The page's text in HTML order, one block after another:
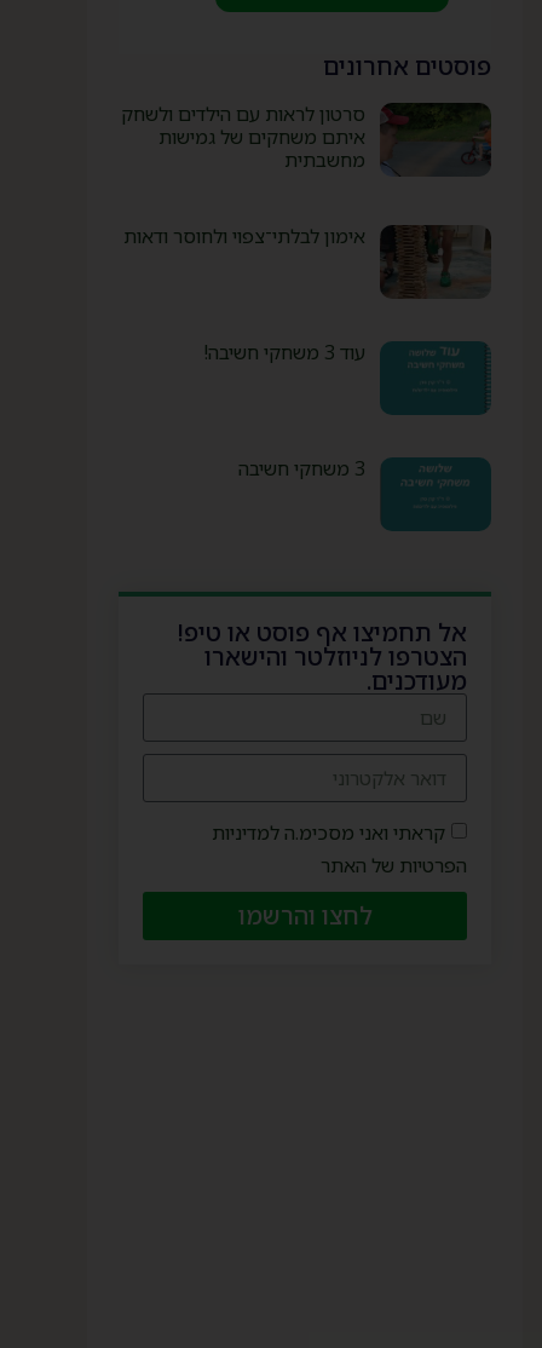
פוסטים אחרונים
סרטון לראות עם הילדים ולשחק
איתם משחקים של גמישות
מחשבתית
אימון לבלתי־צפוי ולחוסר ודאות
עוד 3 משחקי חשיבה!
3 משחקי חשיבה
אל תחמיצו אף פוסט או טיפ!
הצטרפו לניוזלטר והישארו
מעודכנים.
קראתי ואני מסכימ.ה למדיניות
הפרטיות של האתר
לחצו והרשמו